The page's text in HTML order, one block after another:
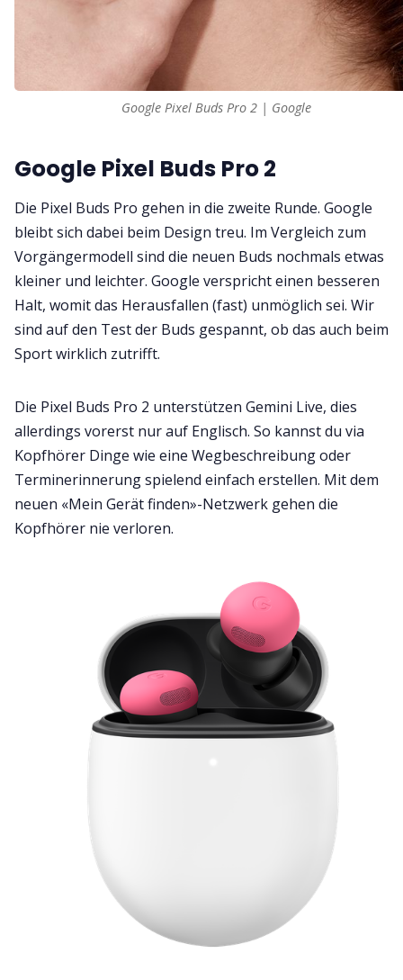
Google Pixel Buds Pro 2 | Google
Google Pixel Buds Pro 2
Die Pixel Buds Pro gehen in die zweite Runde. Google
bleibt sich dabei beim Design treu. Im Vergleich zum
Vorgängermodell sind die neuen Buds nochmals etwas
kleiner und leichter. Google verspricht einen besseren
Halt, womit das Herausfallen (fast) unmöglich sei. Wir
sind auf den Test der Buds gespannt, ob das auch beim
Sport wirklich zutrifft.
Die Pixel Buds Pro 2 unterstützen Gemini Live, dies
allerdings vorerst nur auf Englisch. So kannst du via
Kopfhörer Dinge wie eine Wegbeschreibung oder
Terminerinnerung spielend einfach erstellen. Mit dem
neuen «Mein Gerät finden»-Netzwerk gehen die
Kopfhörer nie verloren.